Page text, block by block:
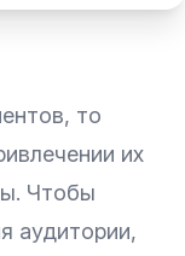
то
их
Чтобы
аудитории,